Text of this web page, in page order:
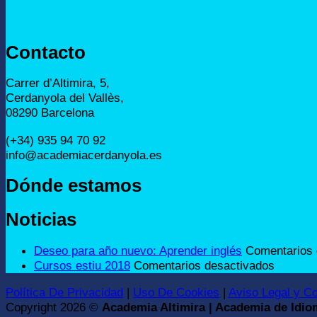
Contacto
Carrer d’Altimira, 5,
Cerdanyola del Vallès,
08290 Barcelona
(+34) 935 94 70 92
info@academiacerdanyola.es
Dónde estamos
Noticias
Deseo para año nuevo: Aprender inglés Comentarios
Cursos estiu 2018 Comentarios desactivados
estiu
2018
Política De Privacidad | Uso De Cookies | Aviso Legal y
Copyright 2026 © Academia Altimira | Academia de